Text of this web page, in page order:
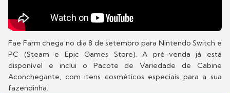
Fae Farm chega no dia 8 de setembro para Nintendo Switch e
PC (Steam e Epic Games Store). A pré-venda já está
disponível e inclui o Pacote de Variedade de Cabine
Aconchegante, com itens cosméticos especiais para a sua
fazendinha.